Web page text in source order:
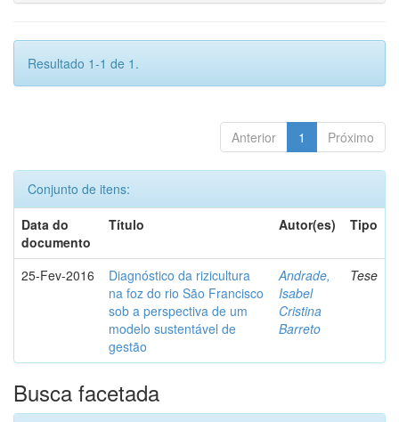
Resultado 1-1 de 1.
Anterior 1 Próximo
Conjunto de itens:
Data do
documento
Título Autor(es) Tipo
25-Fev-2016
Diagnóstico da rizicultura
na foz do rio São Francisco
sob a perspectiva de um
modelo sustentável de
gestão
Andrade,
Isabel
Cristina
Barreto
Tese
Busca facetada